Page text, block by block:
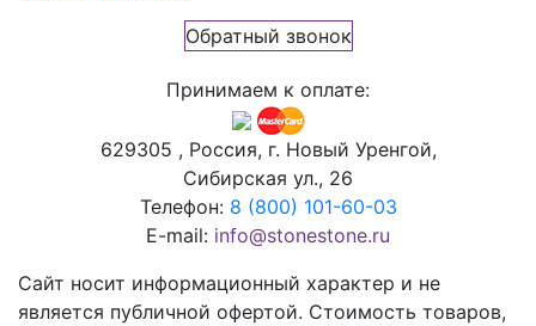
Обратный звонок
Принимаем к оплате:
629305 , Россия, г. Новый Уренгой,
Сибирская ул., 26
Телефон: 8 (800) 101-60-03
E-mail: info@stonestone.ru
Сайт носит информационный характер и не
является публичной офертой. Стоимость товаров,